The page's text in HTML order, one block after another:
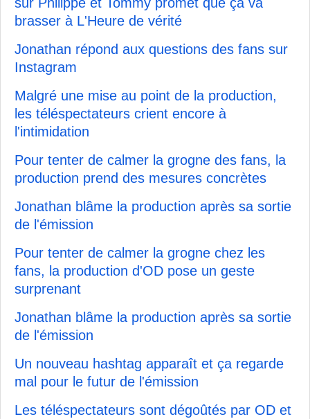
brasser à L'Heure de vérité
Jonathan répond aux questions des fans sur
Instagram
Malgré une mise au point de la production,
les téléspectateurs crient encore à
l'intimidation
Pour tenter de calmer la grogne des fans, la
production prend des mesures concrètes
Jonathan blâme la production après sa sortie
de l'émission
Pour tenter de calmer la grogne chez les
fans, la production d'OD pose un geste
surprenant
Jonathan blâme la production après sa sortie
de l'émission
Un nouveau hashtag apparaît et ça regarde
mal pour le futur de l'émission
Les téléspectateurs sont dégoûtés par OD et